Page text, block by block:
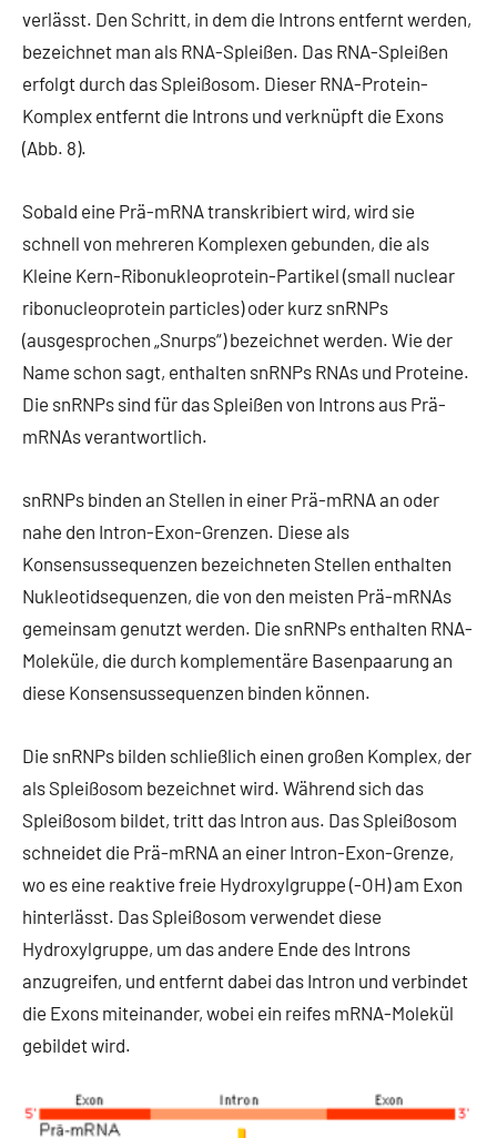
verlässt. Den Schritt, in dem die Introns entfernt werden,
bezeichnet man als RNA-Spleißen. Das RNA-Spleißen
erfolgt durch das Spleißosom. Dieser RNA-Protein-
Komplex entfernt die Introns und verknüpft die Exons
(Abb. 8).
Sobald eine Prä-mRNA transkribiert wird, wird sie
schnell von mehreren Komplexen gebunden, die als
Kleine Kern-Ribonukleoprotein-Partikel (small nuclear
ribonucleoprotein particles) oder kurz snRNPs
(ausgesprochen „Snurps“) bezeichnet werden. Wie der
Name schon sagt, enthalten snRNPs RNAs und Proteine.
Die snRNPs sind für das Spleißen von Introns aus Prä-
mRNAs verantwortlich.
snRNPs binden an Stellen in einer Prä-mRNA an oder
nahe den Intron-Exon-Grenzen. Diese als
Konsensussequenzen bezeichneten Stellen enthalten
Nukleotidsequenzen, die von den meisten Prä-mRNAs
gemeinsam genutzt werden. Die snRNPs enthalten RNA-
Moleküle, die durch komplementäre Basenpaarung an
diese Konsensussequenzen binden können.
Die snRNPs bilden schließlich einen großen Komplex, der
als Spleißosom bezeichnet wird. Während sich das
Spleißosom bildet, tritt das Intron aus. Das Spleißosom
schneidet die Prä-mRNA an einer Intron-Exon-Grenze,
wo es eine reaktive freie Hydroxylgruppe (-OH) am Exon
hinterlässt. Das Spleißosom verwendet diese
Hydroxylgruppe, um das andere Ende des Introns
anzugreifen, und entfernt dabei das Intron und verbindet
die Exons miteinander, wobei ein reifes mRNA-Molekül
gebildet wird.